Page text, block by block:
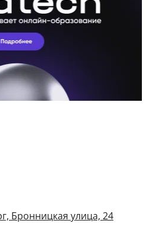
Бронницкая улица, 24